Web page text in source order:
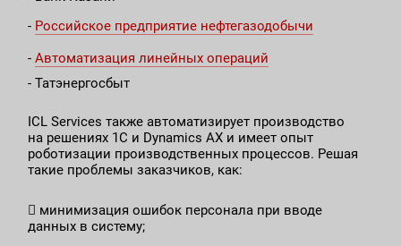
- Российское предприятие нефтегазодобычи
-Автоматизация линейных операций
- Татэнергосбыт
ICL Services также автоматизирует производство
на решениях 1С и Dynamics AX и имеет опыт
роботизации производственных процессов. Решая
такие проблемы заказчиков, как:
 минимизация ошибок персонала при вводе
данных в систему;